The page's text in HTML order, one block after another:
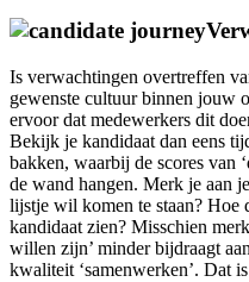
Is verwachtingen overtreffen
gewenste cultuur binnen jouw
ervoor dat medewerkers dit
Bekijk je kandidaat dan eens
bakken, waarbij de scores van
de wand hangen. Merk je aan
lijstje wil komen te staan? Hoe
kandidaat zien? Misschien
willen zijn’ minder bijdraagt
kwaliteit ‘samenwerken’. Dat